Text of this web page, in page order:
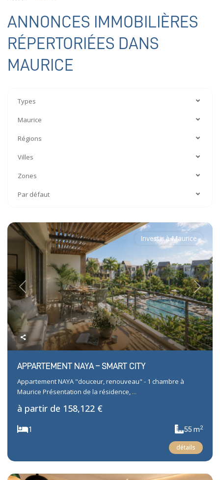
ANNONCES IMMOBILIÈRES
RÉPERTORIÉES DANS
MAURICE
Types
Maurice
Régions
Villes
Zones
Par défaut
Previous Next
Investir à Maurice
APPARTEMENT NAYA – SMART CITY
Appartement NAYA "douceur, renouveau" - 1 chambre à
Maurice Présentation de la résidence, ...
à partir de 158,122 €
1 55 m2
détails